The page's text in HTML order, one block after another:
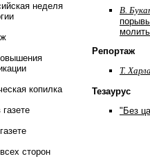
неделя
копилка
газете
сторон
В.
Репортаж
Т.
Тезаурус
"Без